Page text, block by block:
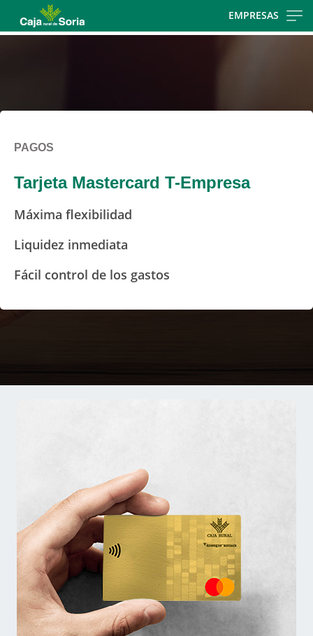
EMPRESAS
PAGOS
Tarjeta Mastercard T-Empresa
Máxima flexibilidad
Liquidez inmediata
Fácil control de los gastos